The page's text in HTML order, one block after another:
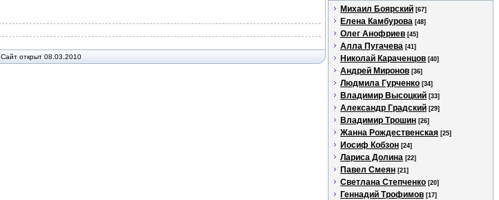
Сайт открыт 08.03.2010
Михаил Боярский [67]
Елена Камбурова [48]
Олег Анофриев [45]
Алла Пугачева [41]
Николай Караченцов [40]
Андрей Миронов [36]
Людмила Гурченко [34]
Владимир Высоцкий [33]
Александр Градский [29]
Владимир Трошин [26]
Жанна Рождественская [25]
Иосиф Кобзон [24]
Лариса Долина [22]
Павел Смеян [21]
Светлана Степченко [20]
Геннадий Трофимов [17]